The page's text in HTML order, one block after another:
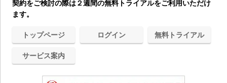
契約をご検討の際は２週間の無料トライアルをご利用いただけ
ます。
トップページ ログイン 無料トライアル
サービス案内